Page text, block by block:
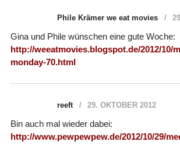
Phile Krämer we eat movies
Gina und Phile wünschen eine gute Woche:
http://weeatmovies.blogspot.de/2012/10/
monday-70.html
reeft 29. OKTOBER 2012
Bin auch mal wieder dabei:
http://www.pewpewpew.de/2012/10/29/